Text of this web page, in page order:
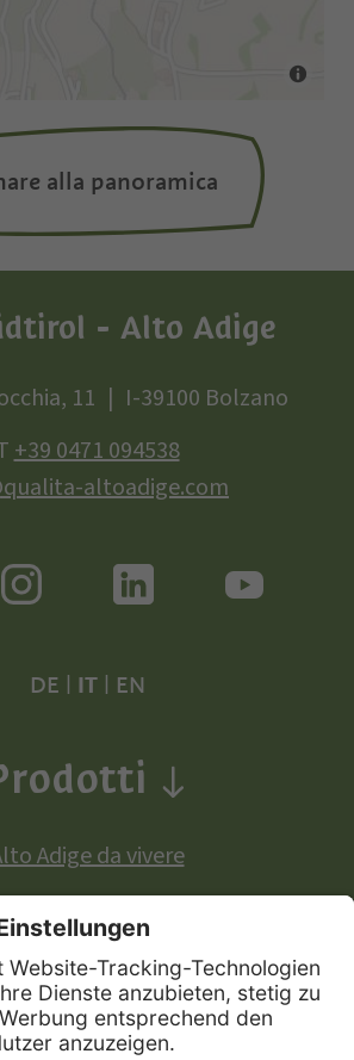
alla panoramica
- Alto Adige
11
I-39100 Bolzano
+39 0471 094538
altoadige.com
DE IT| EN
Adige da vivere
di origine europea: